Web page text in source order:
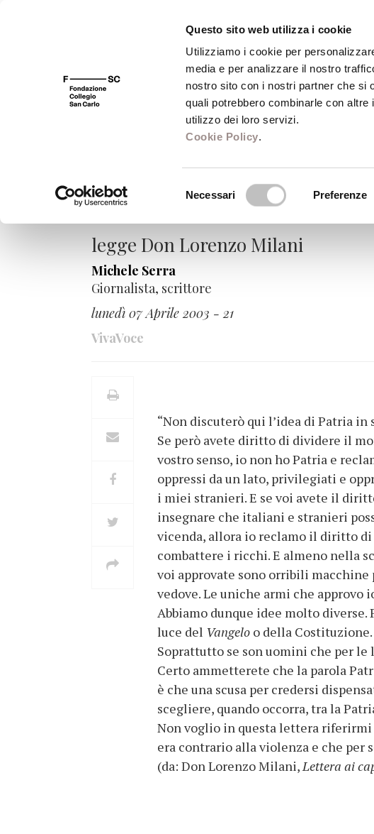
Questo sito web utilizza i cookie
Utilizziamo i cookie per
media e per analizzare il nostro
nostro sito con i nostri partner che si
quali potrebbero combinarle con
utilizzo dei loro servizi.
Cookie Policy.
Necessari Preferenze
FSC 400 Fondazione Biblioteca
Invettive, accuse e
VivaVoce 2003
legge Don Lorenzo Milani
Michele Serra
Giornalista, scrittore
lunedì 07 Aprile 2003 - 21
VivaVoce
“Non discuterò qui l’idea di Patria
Se però avete diritto di dividere il
vostro senso, io non ho Patria e
oppressi da un lato, privilegiati e
i miei stranieri. E se voi avete il
insegnare che italiani e stranieri
vicenda, allora io reclamo il diritto di
combattere i ricchi. E almeno nella
voi approvate sono orribili
vedove. Le uniche armi che
Abbiamo dunque idee molto
luce del Vangelo o della
Soprattutto se son uomini che per le
Certo ammetterete che la parola
è che una scusa per credersi
scegliere, quando occorra, tra la
Non voglio in questa lettera riferirmi
era contrario alla violenza e che per
(da: Don Lorenzo Milani,Lettera ai